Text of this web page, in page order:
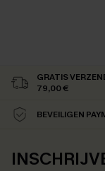
GRATIS
79,00 €
BEVEILIGEN